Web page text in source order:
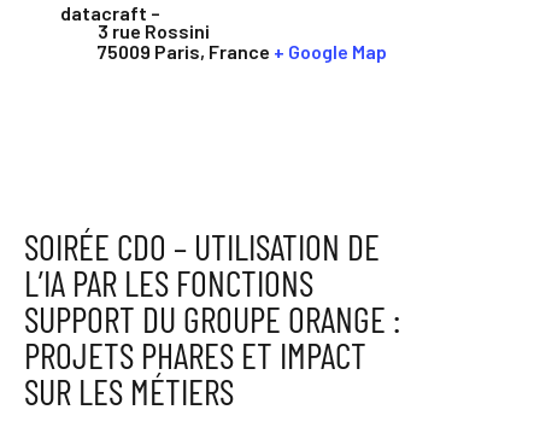
datacraft –
3 rue Rossini
75009 Paris, France + Google Map
SOIRÉE CDO – UTILISATION DE
L’IA PAR LES FONCTIONS
SUPPORT DU GROUPE ORANGE :
PROJETS PHARES ET IMPACT
SUR LES MÉTIERS